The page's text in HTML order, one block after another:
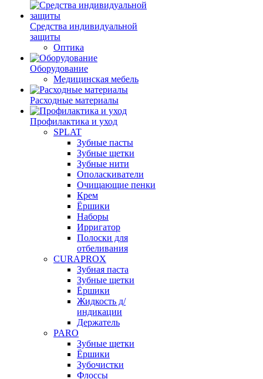
Средства индивидуальной
защиты
Оптика
Оборудование
Медицинская мебель
Расходные материалы
Профилактика и уход
SPLAT
Зубные пасты
Зубные щетки
Зубные нити
Ополаскиватели
Очищающие пенки
Крем
Ёршики
Наборы
Ирригатор
Полоски для
отбеливания
CURAPROX
Зубная паста
Зубные щетки
Ёршики
Жидкость д/
индикации
Держатель
PARO
Зубные щетки
Ёршики
Зубочистки
Флоссы